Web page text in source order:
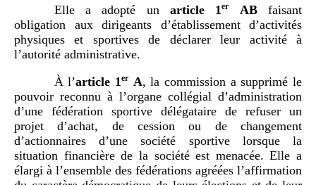
Elle a adopté unarticle 1er ABfaisant
obligation aux dirigeants d’établissement d’activités
physiques et sportives de déclarer leur activité à
l’autorité administrative.
À l’article 1er A, la commission a supprimé le
pouvoir reconnu à l’organe collégial d’administration
d’une fédération sportive délégataire de refuser un
projet d’achat, de cession ou de changement
d’actionnaires d’une société sportive lorsque la
situation financière de la société est menacée. Elle a
élargi à l’ensemble des fédérations agréées l’affirmation